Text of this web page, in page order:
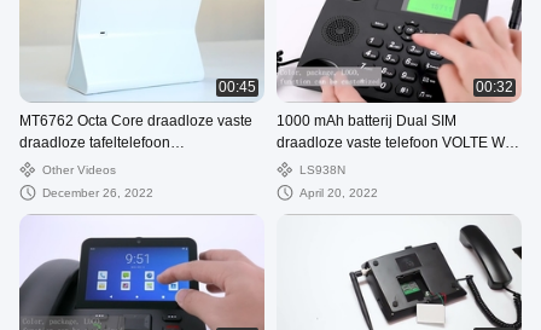
00:45
MT6762 Octa Core draadloze vaste
draadloze tafeltelefoon
Ondersteuning HD Camera Touch
Other Videos
December 26, 2022
00:32
1000 mAh batterij Dual SIM
draadloze vaste telefoon VOLTE WIFI
Hotspot
LS938N
April 20, 2022